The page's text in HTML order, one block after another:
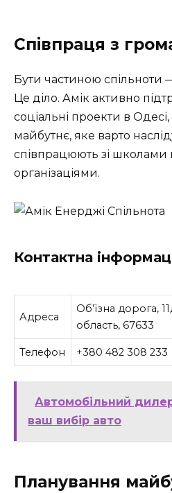
Співпраця з
Бути частиною спільноти
Це діло. Амік активно
соціальні проекти в
майбутнє, яке варто
співпрацюють зі
організаціями.
Контактна
Адреса
Об’їзна дорога,
область, 67633
Телефон +380 482 308 233
Автомобільний
ваш вибір авто
Планування